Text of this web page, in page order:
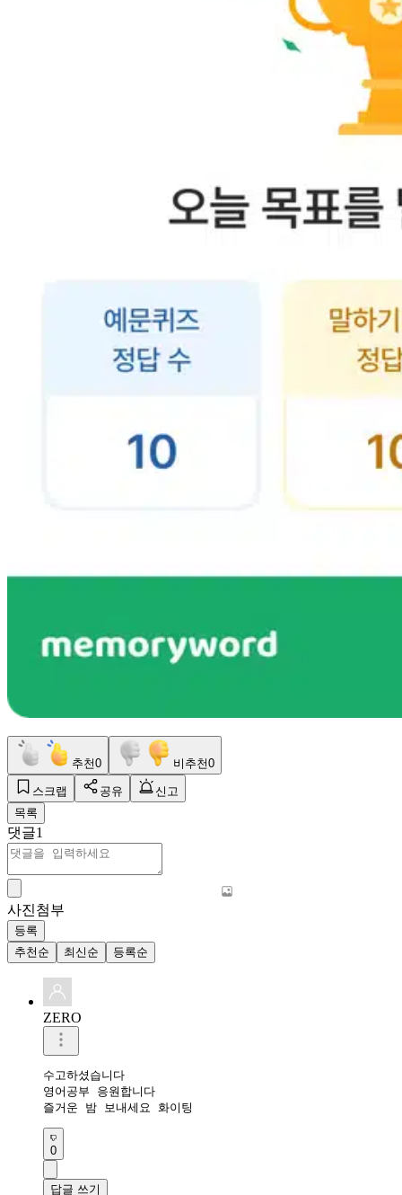
추천0 비추천0
스크랩 공유
신고
목록
댓글1
사진첨부
등록
추천순
최신순 등록순
ZERO
수고하셨습니다
영어공부 응원합니다
즐거운 밤 보내세요 화이팅
0
답글 쓰기